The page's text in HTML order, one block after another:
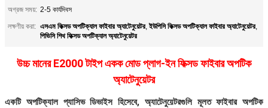
অগ্রজ সময়: 2-5 কার্যদিবস
লক্ষণীয় করা: এসএম ফিক্সড অপটিক্যাল ফাইবার অ্যাটেনুয়েটর, ইউপিসি ফিক্সড অপটিক্যাল ফাইবার অ্যাটেনুয়েটর,
পিভিসি শিথ ফিক্সড অপটিক্যাল অ্যাটেনুয়েটর
উচ্চ মানের E2000 টাইপ একক মোড প্লাগ-ইন ফিক্সড ফাইবার অপটিক
অ্যাটেনুয়েটর
একটি অপটিক্যাল প্যাসিভ ডিভাইস হিসেবে, অ্যাটেনুয়েটরগুলি মূলত ফাইবার অপটিক